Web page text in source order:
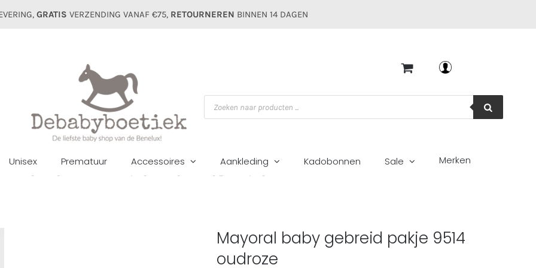
GRATIS VERZENDING VANAF €75, RETOURNEREN BINNEN 14 DAGEN
Producten
zoeken
Unisex Prematuur Accessoires Aankleding Kadobonnen Sale Merken
Mayoral baby gebreid pakje 9514
oudroze